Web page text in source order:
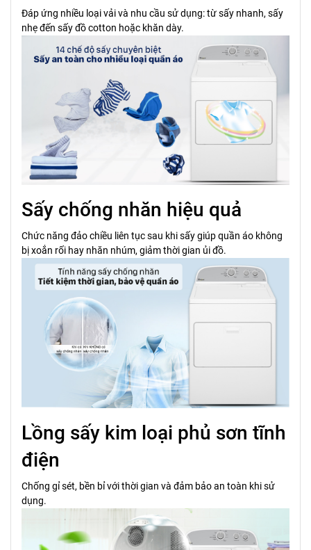
Đáp ứng nhiều loại vải và nhu cầu sử dụng: từ sấy nhanh, sấy
nhẹ đến sấy đồ cotton hoặc khăn dày.
Sấy chống nhăn hiệu quả
Chức năng đảo chiều liên tục sau khi sấy giúp quần áo không
bị xoắn rối hay nhăn nhúm, giảm thời gian ủi đồ.
Lồng sấy kim loại phủ sơn tĩnh
điện
Chống gỉ sét, bền bỉ với thời gian và đảm bảo an toàn khi sử
dụng.